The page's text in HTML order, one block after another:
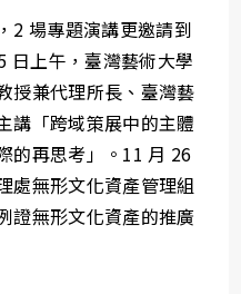
2 場專題演講更邀請到
日上午，臺灣藝術大學
授兼代理所長、臺灣藝
講「跨域策展中的主體
再思考」。11 月 26
處無形文化資產管理組
證無形文化資產的推廣